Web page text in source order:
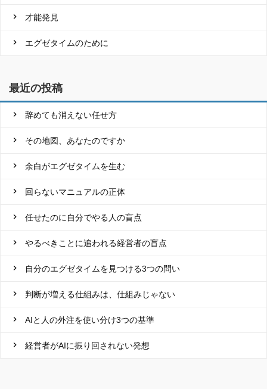
才能発見
エグゼタイムのために
最近の投稿
辞めても消えない任せ方
その地図、あなたのですか
余白がエグゼタイムを生む
回らないマニュアルの正体
任せたのに自分でやる人の盲点
やるべきことに追われる経営者の盲点
自分のエグゼタイムを見つける3つの問い
判断が増える仕組みは、仕組みじゃない
AIと人の外注を使い分け3つの基準
経営者がAIに振り回されない発想